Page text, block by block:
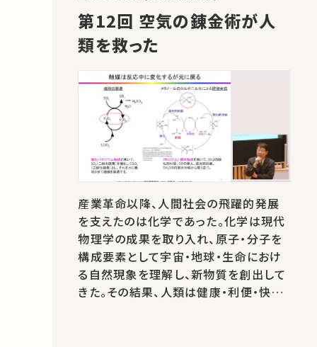
第12回 空気の錬金術が人
類を救った
産業革命以降、人間社会の飛躍的発展
を支えたのは化学であった。化学は現代
物理学の成果を取り入れ、原子・分子を
構成要素として宇宙・地球・生命におけ
る自然現象を理解し、新物質を創出して
きた。その結果、人類は健康・利便・快適